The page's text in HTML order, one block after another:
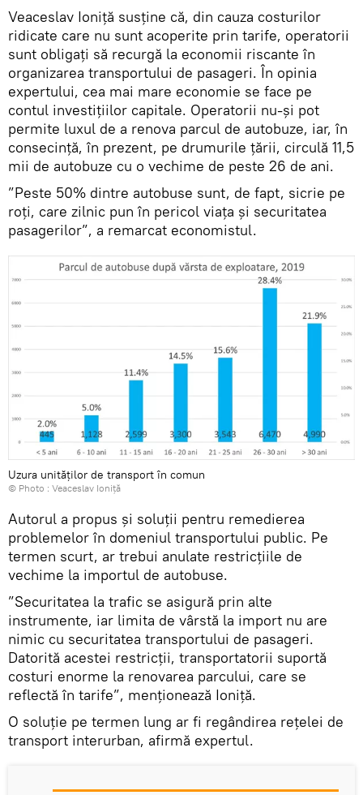
Veaceslav Ioniță susține că, din cauza costurilor
ridicate care nu sunt acoperite prin tarife, operatorii
sunt obligați să recurgă la economii riscante în
organizarea transportului de pasageri. În opinia
expertului, cea mai mare economie se face pe
contul investițiilor capitale. Operatorii nu-și pot
permite luxul de a renova parcul de autobuze, iar, în
consecință, în prezent, pe drumurile țării, circulă 11,5
mii de autobuze cu o vechime de peste 26 de ani.
”Peste 50% dintre autobuse sunt, de fapt, sicrie pe
roți, care zilnic pun în pericol viața și securitatea
pasagerilor”, a remarcat economistul.
Uzura unităților de transport în comun
© Photo : Veaceslav Ioniță
Autorul a propus și soluții pentru remedierea
problemelor în domeniul transportului public. Pe
termen scurt, ar trebui anulate restricțiile de
vechime la importul de autobuse.
”Securitatea la trafic se asigură prin alte
instrumente, iar limita de vârstă la import nu are
nimic cu securitatea transportului de pasageri.
Datorită acestei restricții, transportatorii suportă
costuri enorme la renovarea parcului, care se
reflectă în tarife”, menționează Ioniță.
O soluție pe termen lung ar fi regândirea rețelei de
transport interurban, afirmă expertul.